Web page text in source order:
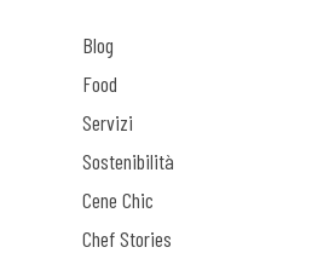
Blog
Food
Servizi
Sostenibilità
Cene Chic
Chef Stories